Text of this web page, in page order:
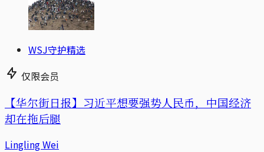
WSJ守护精选
仅限会员
【华尔街日报】习近平想要强势人民币，中国经济
却在拖后腿
Lingling Wei